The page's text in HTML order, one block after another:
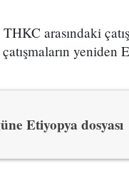
arasındaki
yeniden
Etiyopya dosyası